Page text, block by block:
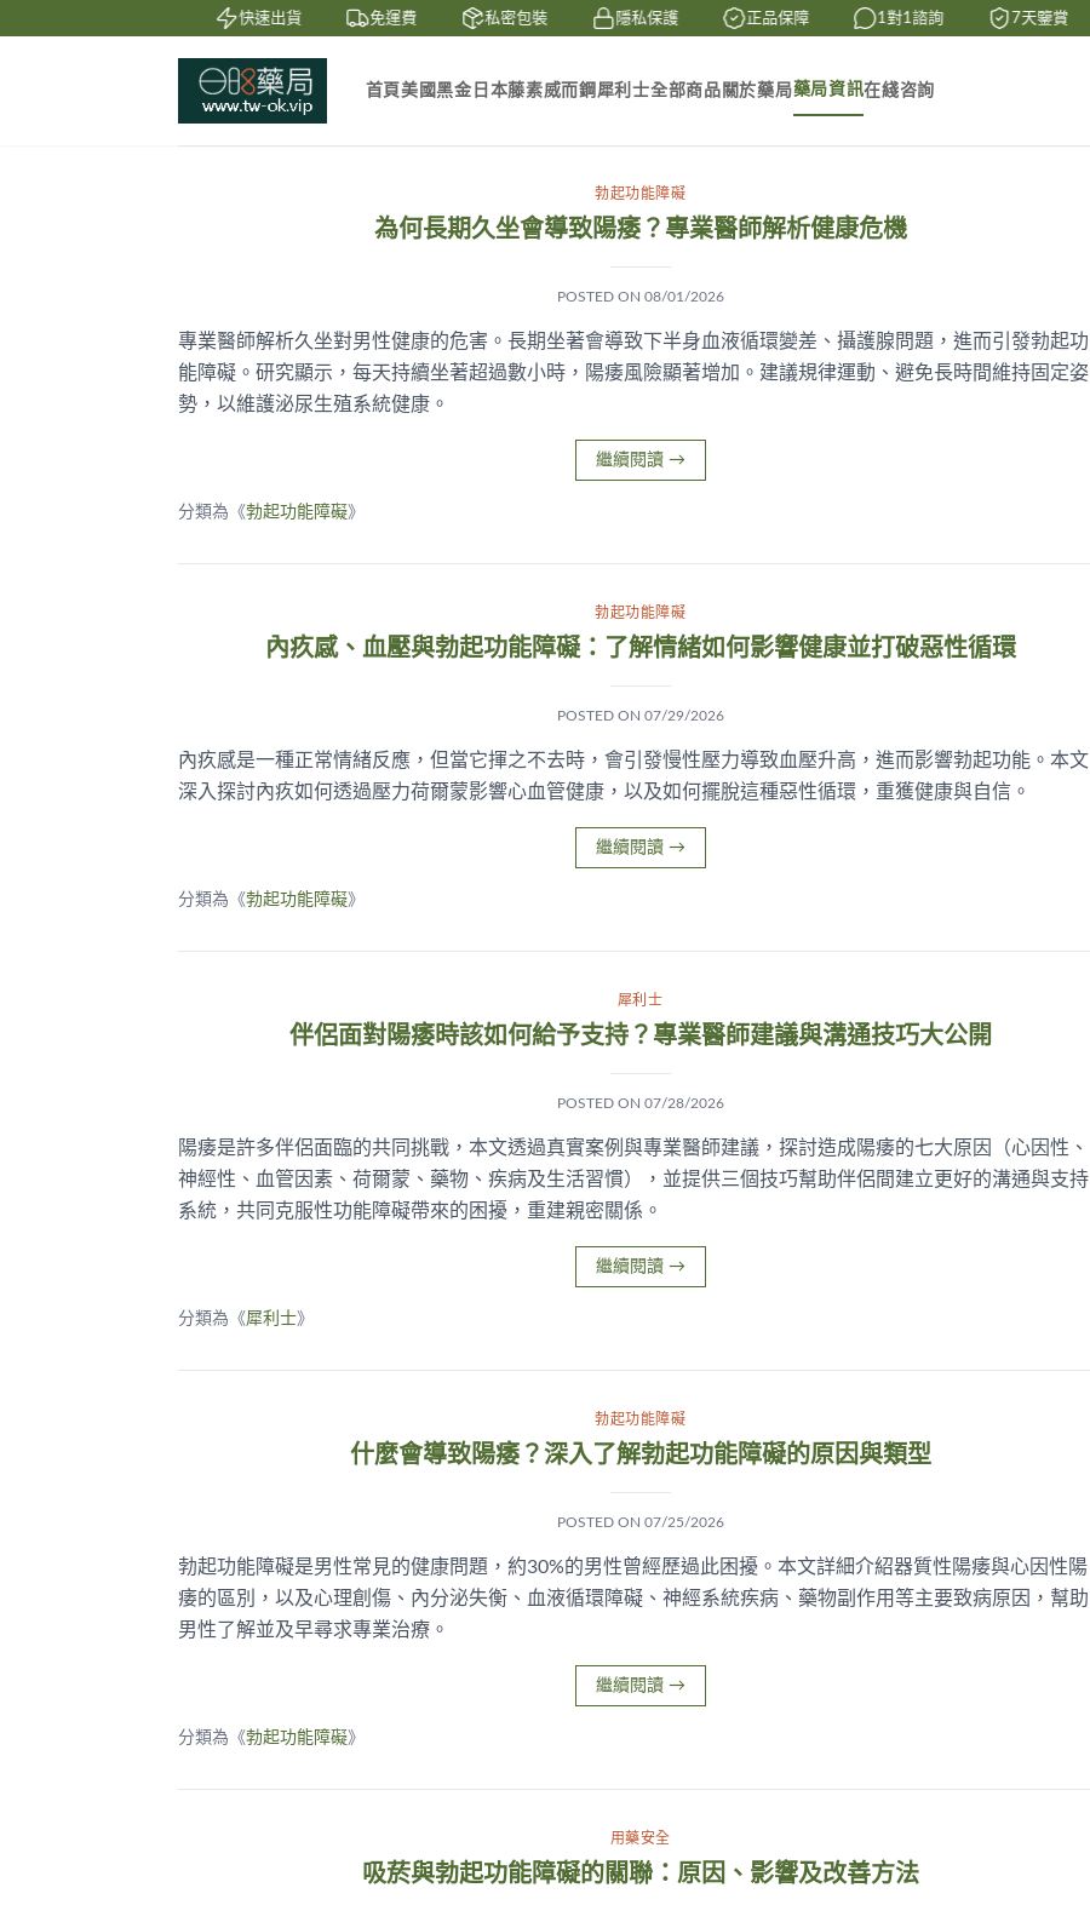
快速出貨 免運費 私密包裝 隱私保護 正品保障 1對1諮詢 7天鑒賞
首頁美國黑金 日本藤素威而鋼 犀利士全部商品 關於藥局藥局資訊在綫咨詢
勃起功能障礙
為何長期久坐會導致陽痿？專業醫師解析健康危機
POSTED ON 08/01/2026
專業醫師解析久坐對男性健康的危害。長期坐著會導致下半身血液循環變差、攝護腺問題，進而引發勃起功
能障礙。研究顯示，每天持續坐著超過數小時，陽痿風險顯著增加。建議規律運動、避免長時間維持固定姿
勢，以維護泌尿生殖系統健康。
繼續閱讀 →
分類為《勃起功能障礙》
勃起功能障礙
內疚感、血壓與勃起功能障礙：了解情緒如何影響健康並打破惡性循環
POSTED ON 07/29/2026
內疚感是一種正常情緒反應，但當它揮之不去時，會引發慢性壓力導致血壓升高，進而影響勃起功能。本文
深入探討內疚如何透過壓力荷爾蒙影響心血管健康，以及如何擺脫這種惡性循環，重獲健康與自信。
繼續閱讀 →
分類為《勃起功能障礙》
犀利士
伴侶面對陽痿時該如何給予支持？專業醫師建議與溝通技巧大公開
POSTED ON 07/28/2026
陽痿是許多伴侶面臨的共同挑戰，本文透過真實案例與專業醫師建議，探討造成陽痿的七大原因（心因性、
神經性、血管因素、荷爾蒙、藥物、疾病及生活習慣），並提供三個技巧幫助伴侶間建立更好的溝通與支持
系統，共同克服性功能障礙帶來的困擾，重建親密關係。
繼續閱讀 →
分類為《犀利士》
勃起功能障礙
什麼會導致陽痿？深入了解勃起功能障礙的原因與類型
POSTED ON 07/25/2026
勃起功能障礙是男性常見的健康問題，約30%的男性曾經歷過此困擾。本文詳細介紹器質性陽痿與心因性陽
痿的區別，以及心理創傷、內分泌失衡、血液循環障礙、神經系統疾病、藥物副作用等主要致病原因，幫助
男性了解並及早尋求專業治療。
繼續閱讀 →
分類為《勃起功能障礙》
用藥安全
吸菸與勃起功能障礙的關聯：原因、影響及改善方法